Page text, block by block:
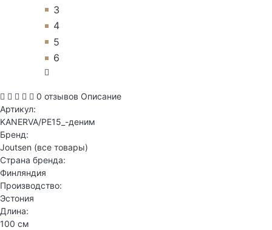
3
4
5
6
0 отзывов Описание
Артикул:
KANERVA/PE15_-деним
Бренд:
Joutsen (все товары)
Страна бренда:
Финляндия
Производство:
Эстония
Длина:
100 см